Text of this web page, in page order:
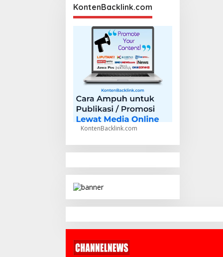
KontenBacklink.com
KontenBacklink.com